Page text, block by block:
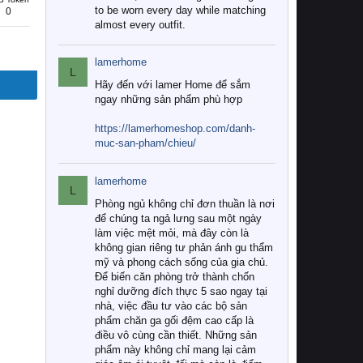
0
to be worn every day while matching
almost every outfit.
L
lamerhome
Hãy đến với lamer Home để sắm
ngay những sản phẩm phù hợp
https://lamerhomeshop.com/danh-
muc-san-pham/chieu/
L
lamerhome
Phòng ngủ không chỉ đơn thuần là nơi
để chúng ta ngả lưng sau một ngày
làm việc mệt mỏi, mà đây còn là
không gian riêng tư phản ánh gu thẩm
mỹ và phong cách sống của gia chủ.
Để biến căn phòng trở thành chốn
nghỉ dưỡng đích thực 5 sao ngay tại
nhà, việc đầu tư vào các bộ sản
phẩm chăn ga gối đệm cao cấp là
điều vô cùng cần thiết. Những sản
phẩm này không chỉ mang lại cảm